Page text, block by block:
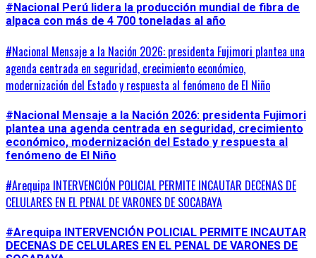
#Nacional Perú lidera la producción mundial de fibra de
alpaca con más de 4 700 toneladas al año
#Nacional Mensaje a la Nación 2026: presidenta Fujimori plantea una
agenda centrada en seguridad, crecimiento económico,
modernización del Estado y respuesta al fenómeno de El Niño
#Nacional Mensaje a la Nación 2026: presidenta Fujimori
plantea una agenda centrada en seguridad, crecimiento
económico, modernización del Estado y respuesta al
fenómeno de El Niño
#Arequipa INTERVENCIÓN POLICIAL PERMITE INCAUTAR DECENAS DE
CELULARES EN EL PENAL DE VARONES DE SOCABAYA
#Arequipa INTERVENCIÓN POLICIAL PERMITE INCAUTAR
DECENAS DE CELULARES EN EL PENAL DE VARONES DE